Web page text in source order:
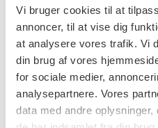
Vi bruger cookies til at
annoncer, til at vise dig
at analysere vores trafik. Vi
din brug af vores
for sociale medier,
analysepartnere. Vores
data med andre
AP
16METER
Årgang: 2016